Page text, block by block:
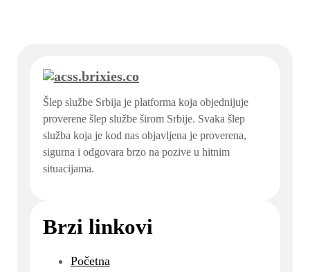
Šlep službe Srbija je platforma koja objednijuje
proverene šlep službe širom Srbije. Svaka šlep
služba koja je kod nas objavljena je proverena,
sigurna i odgovara brzo na pozive u hitnim
situacijama.
Brzi linkovi
Početna